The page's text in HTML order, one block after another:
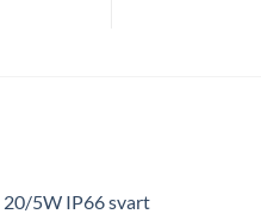
20/5W IP66 svart